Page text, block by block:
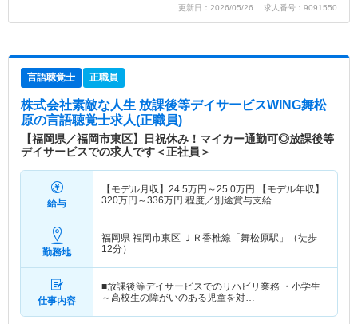
更新日：2026/05/26 求人番号：9091550
言語聴覚士 正職員
株式会社素敵な人生 放課後等デイサービスWING舞松
原の言語聴覚士求人(正職員)
【福岡県／福岡市東区】日祝休み！マイカー通勤可◎放課後等
デイサービスでの求人です＜正社員＞
給与
【モデル月収】 24.5万円～25.0万円 【モデル年収】
320万円～336万円 程度／別途賞与支給
勤務地
福岡県 福岡市東区
ＪＲ香椎線「舞松原駅」（徒歩
12分）
仕事内容
■放課後等デイサービスでのリハビリ業務 ・小学生
～高校生の障がいのある児童を対…